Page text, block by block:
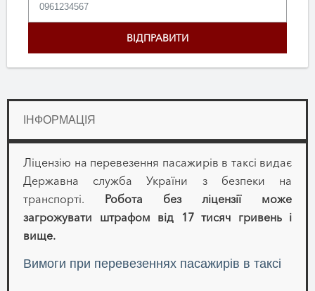
ІНФОРМАЦІЯ
Ліцензію на перевезення пасажирів в таксі видає
Державна служба України з безпеки на
транспорті. Робота без ліцензії може
загрожувати штрафом від 17 тисяч гривень і
вище.
Вимоги при перевезеннях пасажирів в таксі